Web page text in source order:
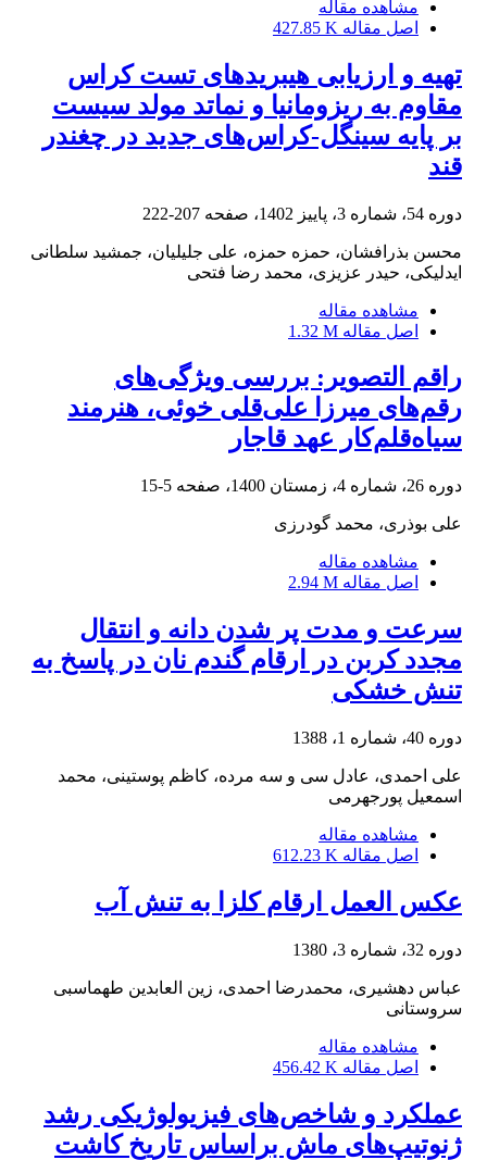
مشاهده مقاله
اصل مقاله 427.85 K
مقاوم به ریزومانیا و نماتد مولد سیست
بر پایه سینگل-کراس‌های جدید در چغندر
قند
دوره 54، شماره 3، پاییز 1402، صفحه 207-222
محسن بذرافشان، حمزه حمزه، علی جلیلیان، جمشید سلطانی
ایدلیکی، حیدر عزیزی، محمد رضا فتحی
مشاهده مقاله
اصل مقاله 1.32 M
راقم التصویر: بررسی ویژگی‌های
رقم‌های میرزا علی‌قلی خوئی، هنرمند
سیاه‌قلم‌کار عهد قاجار
دوره 26، شماره 4، زمستان 1400، صفحه 5-15
علی بوذری، محمد گودرزی
مشاهده مقاله
اصل مقاله 2.94 M
سرعت و مدت پر شدن دانه و انتقال
مجدد کربن در ارقام گندم نان در پاسخ به
تنش خشکی
دوره 40، شماره 1، 1388
علی احمدی، عادل سی و سه مرده، کاظم پوستینی، محمد
اسمعیل پورجهرمی
مشاهده مقاله
اصل مقاله 612.23 K
عکس العمل ارقام کلزا به تنش آب
دوره 32، شماره 3، 1380
عباس دهشیری، محمدرضا احمدی، زین العابدین طهماسبی
سروستانی
مشاهده مقاله
اصل مقاله 456.42 K
عملکرد و شاخص‌های فیزیولوژیکی رشد
ژنوتیپ‌های ماش براساس تاریخ کاشت